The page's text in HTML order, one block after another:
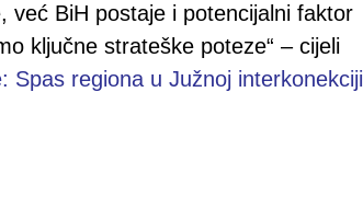
već BiH postaje i potencijalni faktor
ključne strateške poteze“ – cijeli
Spas regiona u Južnoj interkonekciji